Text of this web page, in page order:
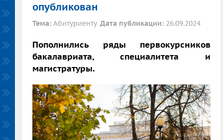
опубликован
Тема: Абитуриенту Дата публикации: 26.09.2024
Пополнились ряды первокурсников
бакалавриата, специалитета и
магистратуры.